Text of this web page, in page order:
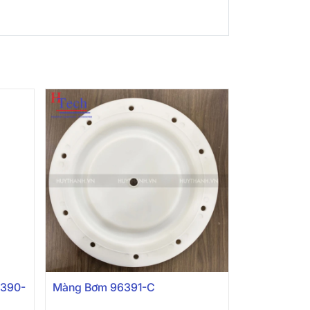
Màng Bơm 96391-C